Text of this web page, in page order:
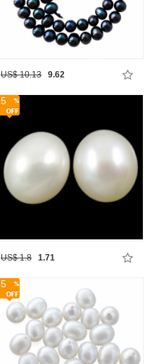
US$ 10.13 9.62
5
US$ 1.8 1.71
5